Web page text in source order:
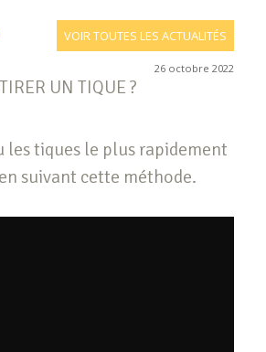
VOIR TOUTES LES ACTUALITÉS
UN TIQUE ?
26 octobre 2022
les tiques le plus rapidement
suivant cette méthode.